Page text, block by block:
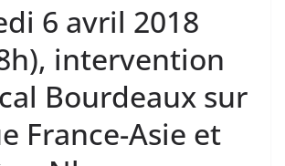
6 avril 2018
intervention
Bourdeaux sur
France-Asie et